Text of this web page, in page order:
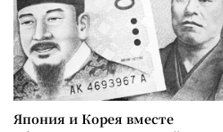
Япония и Корея вместе